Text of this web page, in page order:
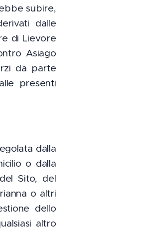
subire,
dalle
di Lievore
Asiago
da parte
presenti
dalla
o dalla
Sito, del
o altri
dello
altro